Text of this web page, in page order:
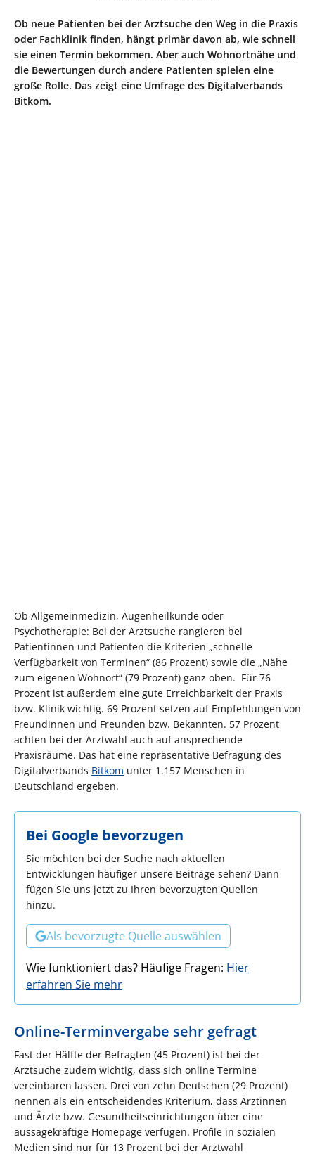
Ob neue Patienten bei der Arztsuche den Weg in die Praxis
oder Fachklinik finden, hängt primär davon ab, wie schnell
sie einen Termin bekommen. Aber auch Wohnortnähe und
die Bewertungen durch andere Patienten spielen eine
große Rolle. Das zeigt eine Umfrage des Digitalverbands
Bitkom.
Ob Allgemeinmedizin, Augenheilkunde oder
Psychotherapie: Bei der Arztsuche rangieren bei
Patientinnen und Patienten die Kriterien „schnelle
Verfügbarkeit von Terminen“ (86 Prozent) sowie die „Nähe
zum eigenen Wohnort“ (79 Prozent) ganz oben. Für 76
Prozent ist außerdem eine gute Erreichbarkeit der Praxis
bzw. Klinik wichtig. 69 Prozent setzen auf Empfehlungen von
Freundinnen und Freunden bzw. Bekannten. 57 Prozent
achten bei der Arztwahl auch auf ansprechende
Praxisräume. Das hat eine repräsentative Befragung des
Digitalverbands Bitkom unter 1.157 Menschen in
Deutschland ergeben.
Bei Google bevorzugen
Sie möchten bei der Suche nach aktuellen
Entwicklungen häufiger unsere Beiträge sehen? Dann
fügen Sie uns jetzt zu Ihren bevorzugten Quellen
hinzu.
Als bevorzugte Quelle auswählen
Wie funktioniert das? Häufige Fragen: Hier
erfahren Sie mehr
Online-Terminvergabe sehr gefragt
Fast der Hälfte der Befragten (45 Prozent) ist bei der
Arztsuche zudem wichtig, dass sich online Termine
vereinbaren lassen. Drei von zehn Deutschen (29 Prozent)
nennen als ein entscheidendes Kriterium, dass Ärztinnen
und Ärzte bzw. Gesundheitseinrichtungen über eine
aussagekräftige Homepage verfügen. Profile in sozialen
Medien sind nur für 13 Prozent bei der Arztwahl